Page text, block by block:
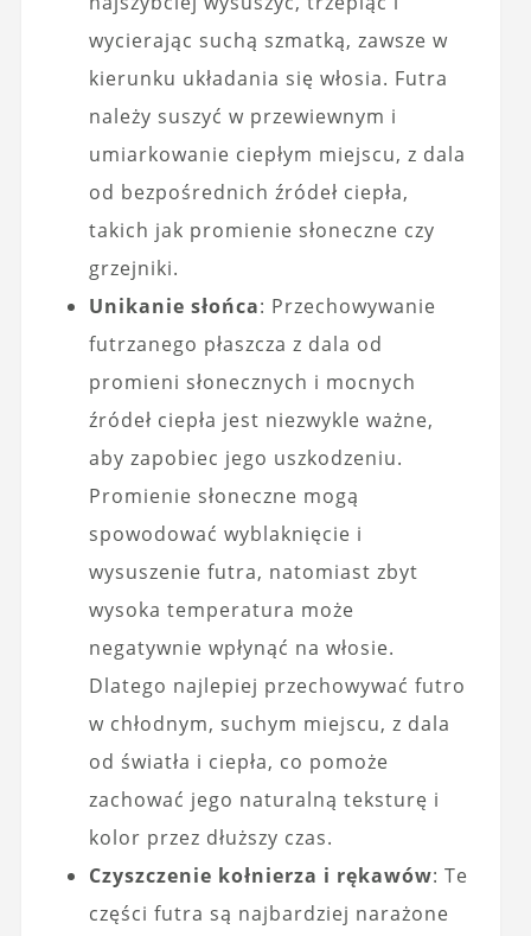
wycierając suchą szmatką, zawsze w
kierunku układania się włosia. Futra
należy suszyć w przewiewnym i
umiarkowanie ciepłym miejscu, z dala
od bezpośrednich źródeł ciepła,
takich jak promienie słoneczne czy
grzejniki.
Unikanie słońca: Przechowywanie
futrzanego płaszcza z dala od
promieni słonecznych i mocnych
źródeł ciepła jest niezwykle ważne,
aby zapobiec jego uszkodzeniu.
Promienie słoneczne mogą
spowodować wyblaknięcie i
wysuszenie futra, natomiast zbyt
wysoka temperatura może
negatywnie wpłynąć na włosie.
Dlatego najlepiej przechowywać futro
w chłodnym, suchym miejscu, z dala
od światła i ciepła, co pomoże
zachować jego naturalną teksturę i
kolor przez dłuższy czas.
Czyszczenie kołnierza i rękawów: Te
części futra są najbardziej narażone